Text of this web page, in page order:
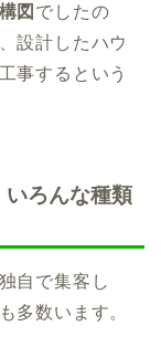
図 でしたの
設計したハウ
事するという
ろんな種類
自で集客し
多数います。